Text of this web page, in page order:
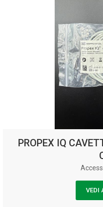
PROPEX IQ
VEDI